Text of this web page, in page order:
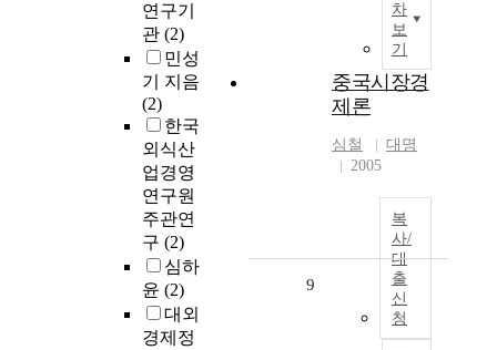
연구기
관 (2)
민성
기 지음
(2)
한국
외식산
업경영
연구원
주관연
구 (2)
심하
윤 (2)
대외
경제정
차
보
기
중국시장경
제론
심철
대명
2005
복
사/
대
출
신
청
9